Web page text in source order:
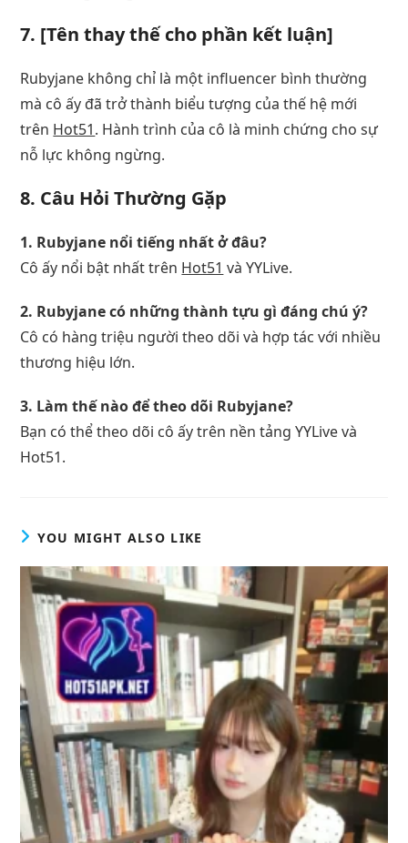
7. [Tên thay thế cho phần kết luận]
Rubyjane không chỉ là một influencer bình thường
mà cô ấy đã trở thành biểu tượng của thế hệ mới
trên Hot51. Hành trình của cô là minh chứng cho sự
nỗ lực không ngừng.
8. Câu Hỏi Thường Gặp
1. Rubyjane nổi tiếng nhất ở đâu?
Cô ấy nổi bật nhất trên Hot51 và YYLive.
2. Rubyjane có những thành tựu gì đáng chú ý?
Cô có hàng triệu người theo dõi và hợp tác với nhiều
thương hiệu lớn.
3. Làm thế nào để theo dõi Rubyjane?
Bạn có thể theo dõi cô ấy trên nền tảng YYLive và
Hot51.
YOU MIGHT ALSO LIKE